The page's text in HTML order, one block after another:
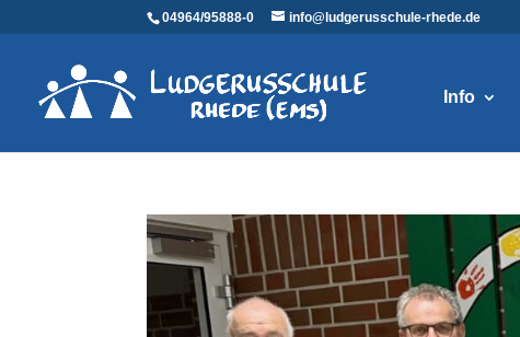
04964/95888-0 info@ludgerusschule-rhede.de
Info